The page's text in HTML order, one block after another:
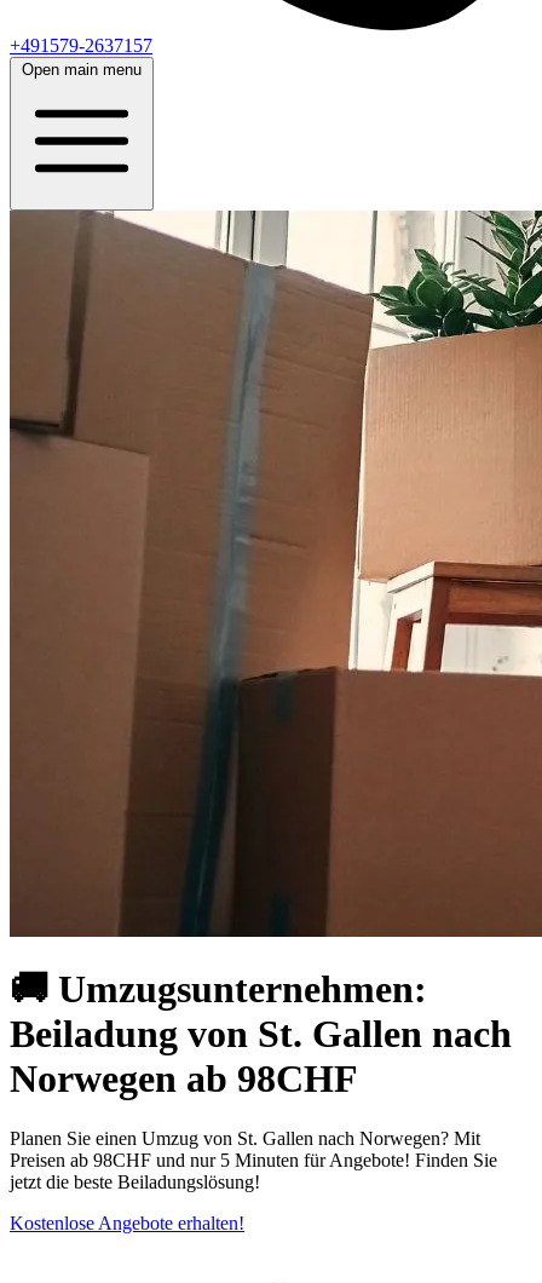
+491579-2637157
Open main menu
🚚 Umzugsunternehmen:
Beiladung von St. Gallen nach
Norwegen ab 98CHF
Planen Sie einen Umzug von St. Gallen nach Norwegen? Mit
Preisen ab 98CHF und nur 5 Minuten für Angebote! Finden Sie
jetzt die beste Beiladungslösung!
Kostenlose Angebote erhalten!